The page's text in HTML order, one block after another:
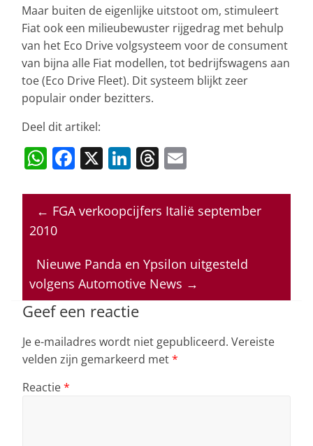
Maar buiten de eigenlijke uitstoot om, stimuleert
Fiat ook een milieubewuster rijgedrag met behulp
van het Eco Drive volgsysteem voor de consument
van bijna alle Fiat modellen, tot bedrijfswagens aan
toe (Eco Drive Fleet). Dit systeem blijkt zeer
populair onder bezitters.
Deel dit artikel:
W
at
s
p
p
F
c
e
o
o
k
X Li
k
e
n
T
re
a
s
ai
l
← FGA verkoopcijfers Italië september
2010
Nieuwe Panda en Ypsilon uitgesteld
volgens Automotive News →
Geef een reactie
Je e-mailadres wordt niet gepubliceerd. Vereiste
velden zijn gemarkeerd met*
Reactie*